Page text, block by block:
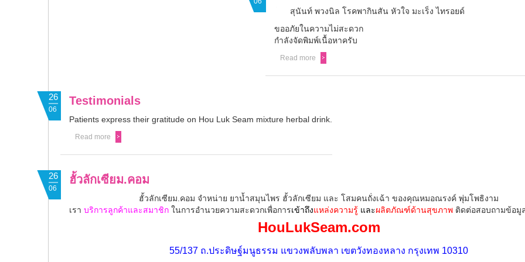
สุนันท์ พวงนิล โรคพากินสัน หัวใจ มะเร็ง ไทรอยด์
ขออภัยในความไม่สะดวก
กำลังจัดพิมพ์เนื้อหาครับ
Read more
Testimonials
26
06
Patients express their gratitude on Hou Luk Seam mixture herbal drink.
Read more
ฮั้วลักเซียม.คอม
26
06
ฮั้วลักเซียม.คอม จำหน่าย ยาน้ำสมุนไพร ฮั้วลักเซียม และ โสมคนถั่งเฉ้า ของคุณหมอณรงค์ พุ่มโพธิงาม
เรา บริการลูกค้าและสมาชิก ในการอำนวยความสะดวกเพื่อการเข้าถึงแหล่งความรู้ และผลิตภัณฑ์ด้านสุขภาพ ติดต่อสอบถามข้อมู
HouLukSeam.com
55/137 ถ.ประดิษฐ์มนูธรรม แขวงพลับพลา เขตวังทองหลาง กรุงเทพ 10310